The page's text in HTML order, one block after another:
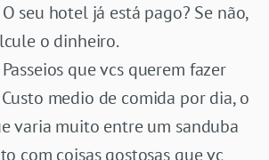
seu hotel já está pago? Se não,
o dinheiro.
que vcs querem fazer
Custo medio de comida por dia, o
varia muito entre um sanduba
com coisas gostosas que vc